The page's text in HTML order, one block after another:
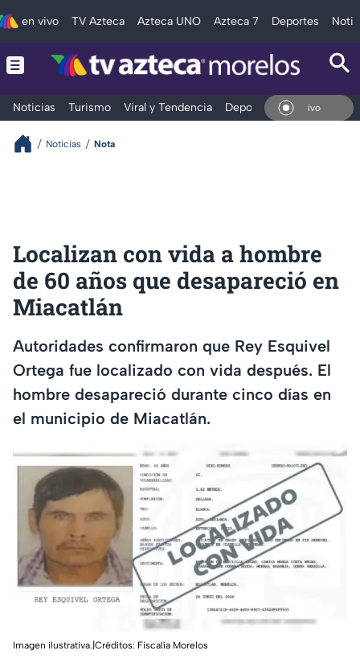
en vivo TV Azteca Azteca UNO Azteca 7 Deportes
Noticias Turismo Viral y Tendencia Deportes Espectáculos
En Vivo
Noticias Nota
Localizan con vida a hombre
de 60 años que desapareció en
Miacatlán
Autoridades confirmaron que Rey Esquivel
Ortega fue localizado con vida después. El
hombre desapareció durante cinco días en
el municipio de Miacatlán.
Imagen ilustrativa.|Créditos: Fiscalía Morelos